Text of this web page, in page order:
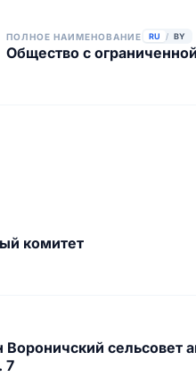
ПОЛНОЕ НАИМЕНОВАНИЕ RU / BY
Общество с
комитет
сельсовет
7